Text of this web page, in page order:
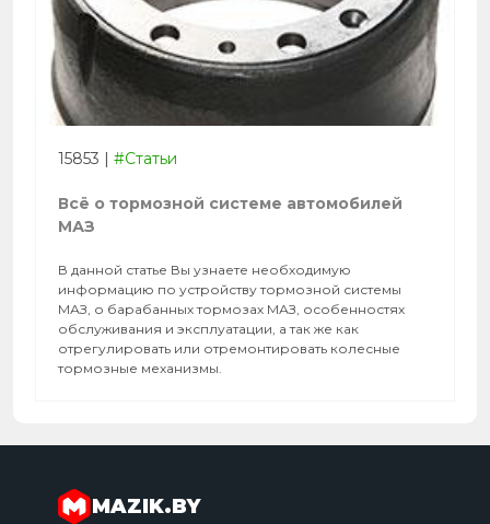
15853 | #Статьи
Всё о тормозной системе автомобилей
МАЗ
В данной статье Вы узнаете необходимую
информацию по устройству тормозной системы
МАЗ, о барабанных тормозах МАЗ, особенностях
обслуживания и эксплуатации, а так же как
отрегулировать или отремонтировать колесные
тормозные механизмы.
MAZIK.BY